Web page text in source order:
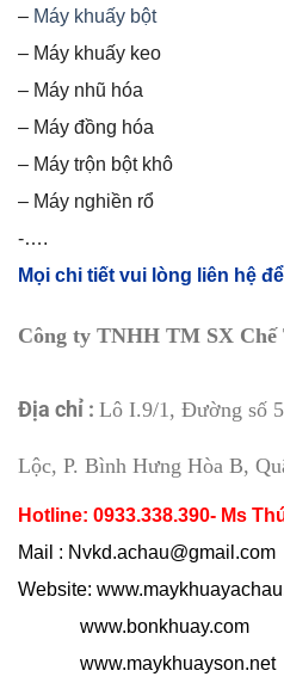
– Máy khuấy bột
– Máy khuấy keo
– Máy nhũ hóa
– Máy đồng hóa
– Máy trộn bột khô
– Máy nghiền rổ
-….
Mọi chi tiết vui lòng liên hệ
Công ty TNHH TM SX
Địa chỉ : Lô I.9/1, Đường số
Lộc, P. Bình Hưng Hòa B,
Hotline: 0933.338.390- Ms
Mail : Nvkd.achau@gmail.com
Website:
www.bonkhuay.com
www.maykhuayson.net